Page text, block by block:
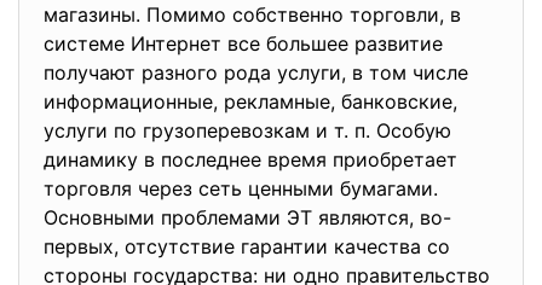
магазины. Помимо собственно торговли, в
системе Интернет все большее развитие
получают разного рода услуги, в том числе
информационные, рекламные, банковские,
услуги по грузоперевозкам и т. п. Особую
динамику в последнее время приобретает
торговля через сеть ценными бумагами.
Основными проблемами ЭТ являются, во-
первых, отсутствие гарантии качества со
стороны государства: ни одно правительство